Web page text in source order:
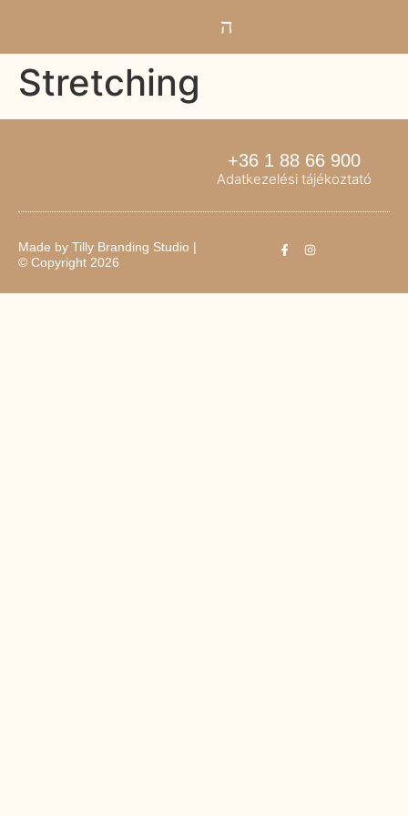
Stretching
+36 1 88 66 900
Adatkezelési tájékoztató
Made by Tilly Branding Studio |
© Copyright 2026